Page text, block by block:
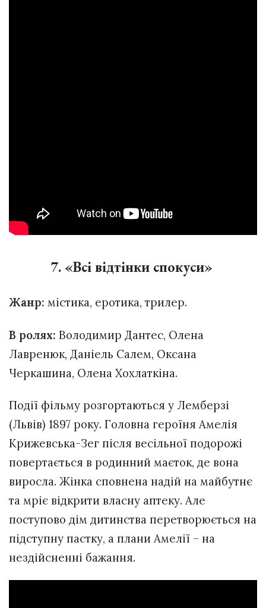
7. «Всі відтінки спокуси»
Жанр: містика, еротика, трилер.
В ролях: Володимир Дантес, Олена
Лавренюк, Даніель Салем, Оксана
Черкашина, Олена Хохлаткіна.
Події фільму розгортаються у Лемберзі
(Львів) 1897 року. Головна героїня Амелія
Крижевська-Зег після весільної подорожі
повертається в родинний маєток, де вона
виросла. Жінка сповнена надій на майбутнє
та мріє відкрити власну аптеку. Але
поступово дім дитинства перетворюється на
підступну пастку, а плани Амелії – на
нездійсненні бажання.